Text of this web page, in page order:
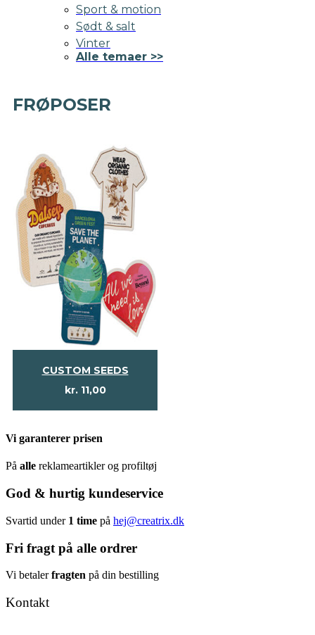
Sport & motion
Sødt & salt
Vinter
Alle temaer >>
FRØPOSER
CUSTOM SEEDS
kr.11,00
Vi garanterer prisen
På alle reklameartikler og profiltøj
God & hurtig kundeservice
Svartid under 1 time på hej@creatrix.dk
Fri fragt på alle ordrer
Vi betalerfragten på din bestilling
Kontakt